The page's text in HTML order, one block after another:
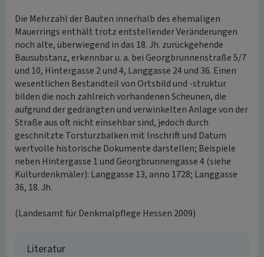
Die Mehrzahl der Bauten innerhalb des ehemaligen
Mauerrings enthält trotz entstellender Veränderungen
noch alte, überwiegend in das 18. Jh. zurückgehende
Bausubstanz, erkennbar u. a. bei Georgbrunnenstraße 5/7
und 10, Hintergasse 2 und 4, Langgasse 24 und 36. Einen
wesentlichen Bestandteil von Ortsbild und -struktur
bilden die noch zahlreich vorhandenen Scheunen, die
aufgrund der gedrängten und verwinkelten Anlage von der
Straße aus oft nicht einsehbar sind, jedoch durch
geschnitzte Torsturzbalken mit Inschrift und Datum
wertvolle historische Dokumente darstellen; Beispiele
neben Hintergasse 1 und Georgbrunnengasse 4 (siehe
Kulturdenkmäler): Langgasse 13, anno 1728; Langgasse
36, 18. Jh.
(Landesamt für Denkmalpflege Hessen 2009)
Literatur